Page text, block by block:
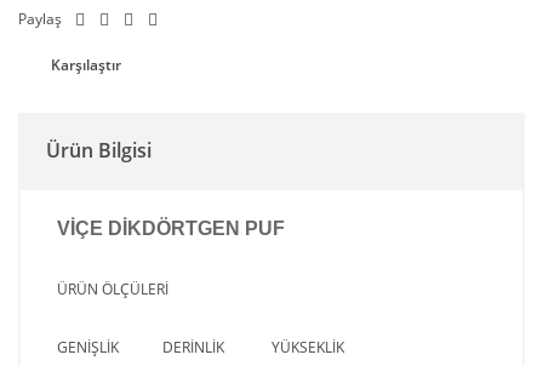
Paylaş
Karşılaştır
Ürün Bilgisi
VİÇE DİKDÖRTGEN PUF
ÜRÜN ÖLÇÜLERİ
GENİŞLİK DERİNLİK YÜKSEKLİK